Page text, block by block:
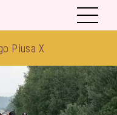
Piusa X